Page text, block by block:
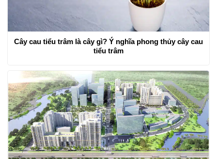
Cây cau tiểu trâm là cây gì? Ý nghĩa phong thủy cây cau
tiểu trâm